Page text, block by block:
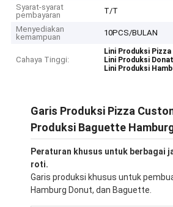
Syarat-syarat
pembayaran
T/T
Menyediakan
kemampuan
10PCS/BULAN
Cahaya Tinggi:
Lini Produksi
Lini Produksi
Lini Produksi
Garis Produksi Pizza
Produksi Baguette
Peraturan khusus untuk berbagai
roti.
Garis produksi khusus untuk
Hamburg Donut, dan Baguette.